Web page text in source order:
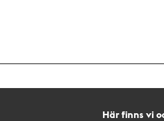
Här finns vi